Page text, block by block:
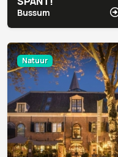
Bussum
Natuur